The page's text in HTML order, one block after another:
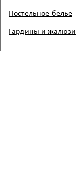
Постельное белье
Гардины и жалюзи